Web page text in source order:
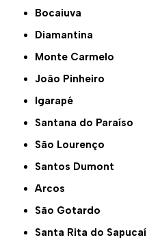
Bocaiuva
Diamantina
Monte Carmelo
João Pinheiro
Igarapé
Santana do Paraíso
São Lourenço
Santos Dumont
Arcos
São Gotardo
Santa Rita do Sapucaí